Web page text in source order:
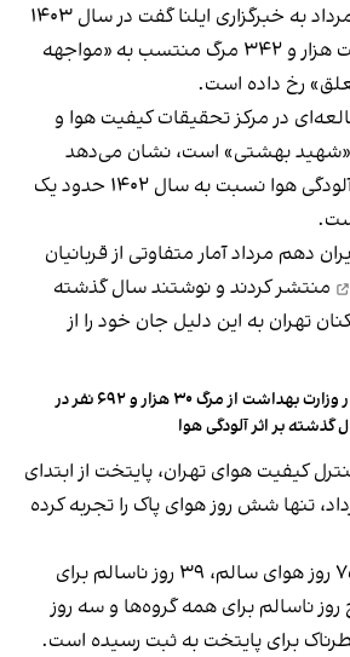
اقلیم، چهارشنبه ۱۵ مرداد به خبرگزاری ایلنا گفت در سال ۱۴۰۳
در کلانشهر تهران، هفت هزار و ۳۴۲ مرگ منتسب به «مواجهه
رخ داده است.
در مرکز تحقیقات کیفیت هوا و
«شهید بهشتی» است، نشان می‌دهد
میزان مرگ و میرهای آلودگی هوا نسبت به سال ۱۴۰۲ حدود یک
دهم مرداد آمار متفاوتی ازقربانیان
منتشر کردند و نوشتند سال گذشته
تهران به این دلیل جان خود را از
آمار وزارت بهداشت از مرگ ۳۰ هزار و ۶۹۲ نفر در
گذشته بر اثر آلودگی هوا
کیفیت هوای تهران، پایتخت از ابتدای
تنها شش روز هوای پاک را تجربه کرده
در همین بازه زمانی، ۷۵ روز هوای سالم، ۳۹ روز ناسالم برای
ناسالم برای همه گروه‌ها و سه روز
برای پایتخت به ثبت رسیده است.